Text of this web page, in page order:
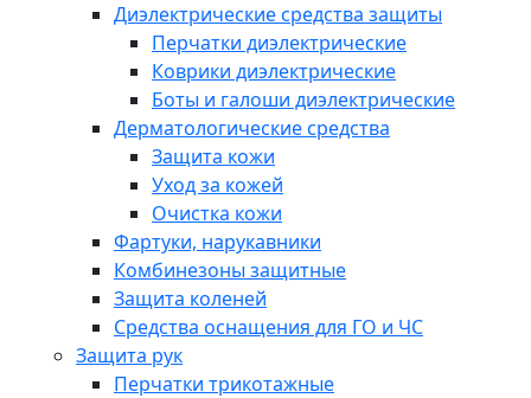
Диэлектрические средства защиты
Перчатки диэлектрические
Коврики диэлектрические
Боты и галоши диэлектрические
Дерматологические средства
Защита кожи
Уход за кожей
Очистка кожи
Фартуки, нарукавники
Комбинезоны защитные
Защита коленей
Средства оснащения для ГО и ЧС
Защита рук
Перчатки трикотажные